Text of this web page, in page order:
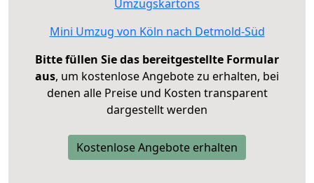
Umzugskartons
Mini Umzug von Köln nach Detmold-Süd
Bitte füllen Sie das bereitgestellte Formular
aus, um kostenlose Angebote zu erhalten, bei
denen alle Preise und Kosten transparent
dargestellt werden
Kostenlose Angebote erhalten